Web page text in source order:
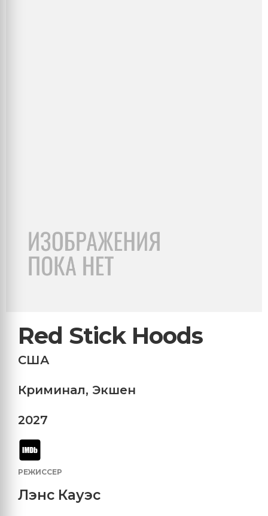
Red Stick Hoods
США
Криминал, Экшен
2027
РЕЖИССЕР
Лэнс Кауэс